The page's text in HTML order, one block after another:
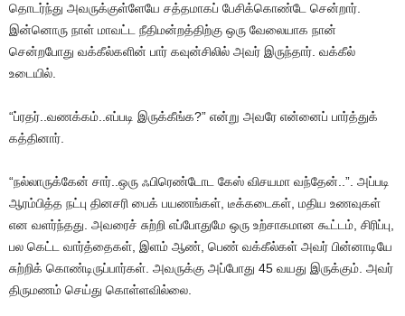
தொடர்ந்து அவருக்குள்ளேயே சத்தமாகப் பேசிக்கொண்டே சென்றார்.
இன்னொரு நாள் மாவட்ட நீதிமன்றத்திற்கு ஒரு வேலையாக நான்
சென்றபோது வக்கீல்களின் பார் கவுன்சிலில் அவர் இருந்தார். வக்கீல்
உடையில்.
“ப்ரதர்..வணக்கம்..எப்படி இருக்கீங்க?” என்று அவரே என்னைப் பார்த்துக்
கத்தினார்.
“நல்லாருக்கேன் சார்..ஒரு ஃபிரெண்டோட கேஸ் விசயமா வந்தேன்..”. அப்படி
ஆரம்பித்த நட்பு தினசரி பைக் பயணங்கள், டீக்கடைகள், மதிய உணவுகள்
என வளர்ந்தது. அவரைச் சுற்றி எப்போதுமே ஒரு உற்சாகமான கூட்டம், சிரிப்பு,
பல கெட்ட வார்த்தைகள், இளம் ஆண், பெண் வக்கீல்கள் அவர் பின்னாடியே
சுற்றிக் கொண்டிருப்பார்கள். அவருக்கு அப்போது 45 வயது இருக்கும். அவர்
திருமணம் செய்து கொள்ளவில்லை.